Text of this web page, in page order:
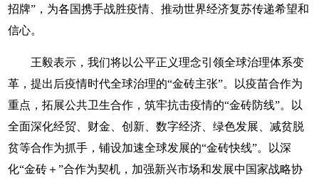
招牌”，为各国携手战胜疫情、推动世界经济复苏传递希望和
信心。
王毅表示，我们将以公平正义理念引领全球治理体系变
革，提出后疫情时代全球治理的“金砖主张”。以疫苗合作为
重点，拓展公共卫生合作，筑牢抗击疫情的“金砖防线”。以
全面深化经贸、财金、创新、数字经济、绿色发展、减贫脱
贫等合作为抓手，铺设加速全球发展的“金砖快线”。以深
化“金砖＋”合作为契机，加强新兴市场和发展中国家战略协